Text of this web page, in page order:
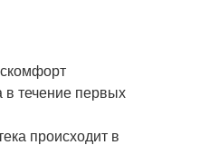
в течение первых
происходит в